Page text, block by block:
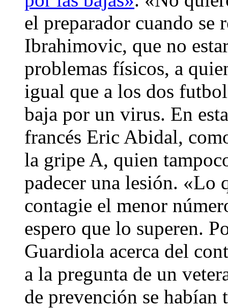
el preparador cuando se
Ibrahimovic, que no
problemas físicos, a
igual que a los dos
baja por un virus. En
francés Eric Abidal,
la gripe A, quien
padecer una lesión. «Lo
contagie el menor
espero que lo superen.
Guardiola acerca del
a la pregunta de un
de prevención se